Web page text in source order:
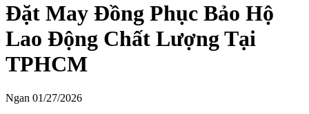
Đặt May Đồng Phục Bảo Hộ
Lao Động Chất Lượng Tại
TPHCM
Ngan 01/27/2026